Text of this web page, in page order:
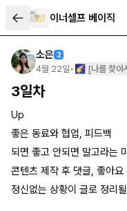
이너셀프 베이직
소은 2
4월 22일 • 🌠 [나를 찾아
3일차
Up
좋은 동료와 협업, 피드백
되면 좋고 안되면 말고라는
콘텐츠 제작 후 댓글, 좋아요
정신없는 상황이 글로 정리